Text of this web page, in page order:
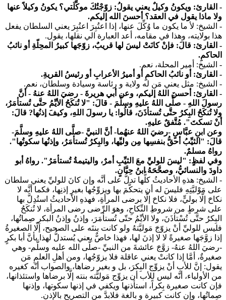
- القارئ: ويكونُ وكيلٌ يعني يقولُ: زوّجْتُكَ موكِّلَتي؟ يكونُ وكيلاً عنها
ولا ماذا يقول في العقد؟ أحسنَ الله إليكم.
- الشيخ: لأ ما يكون ما وُكِّلَ عنها، إذا اعتُبِرَ اعتُبِرَ يعني السلطان يفعل
هذا بولايته، وهذا في مقامه، أعد العبارة الي نقلها، يقول.
- القارئ: قالَ: فإنْ كانَتْ ليسَ لها قريبٌ، زوّجَها كبيرُ المحِلّةِ أو نائبُ
الحاكمِ.
- الشيخ: أمير المحلة، نعم.
- القارئ: أو نائبُ الحاكمِ أو أميرُ الأعرابِ أو رئيسُ القريةِ.
- الشيخ: مثل يعني مَن له ولاية و رئاسة وسيادة وسلطان، نعم.
- القارئ: أحسنَ اللهُ إليكم، وعن أبي هريرةَ - رضيَ اللهُ عنهُ - أنَّ
رسولَ اللهِ - صلَّى اللهُ عليهِ وسلَّمَ - قالَ: "لا تُنكَحُ الأيِّمُ حتَّى تُستأمَرُ،
ولا تُنكَحُ البِكرُ حتَّى تُستأذَنَ، قالُوا: يا رسولَ اللهِ، وكيفَ إذنُها? قالَ:
أنْ تسكتَ". مُتَّفقٌ عليهِ.
وعن ابنِ عبَّاسٍ -رضيَ اللهُ عنهُما- أنَّ النبيَّ -صلَّى اللهُ عليهِ وسلَّمَ-
قالَ: "الثيِّبُ أحقُّ بنفسِها مِن وليِّها، والبِكرُ تُستأمَرُ، وإذنُها سكوتُها".
رواهُ مسلمٌ.
وفي لفظٍ: "ليسَ للوليِّ معَ الثيِّبِ أمرٌ، واليتيمةُ تُستأمَرُ". رواهُ أبو
داودَ والنسائيُّ، وصحَّحَهُ ابنُ حِبَّانٍ.
- الشيخ: هذهِ الأحاديثُ كلُّها تدلُّ على أنَّه وإن كانَ للوليِّ يعني سلطان
على مَوْليَّتِهِ فليسَ له أن يتحكَّمَ بها ويزوِّجُها بغيرِ إذنِها، فكما أنَّه لا
نكاحَ إلَّا بوليٍّ، فلا نكاحَ إلَّا برضى المرأةِ، فهذهِ الأحاديثُ استُدِلَّ بها
على شرطٍ من شروطِ النِّكاحِ، وهوَ الرِّضى رضى المرأة، لا تُنكَحُ
البِكرُ حتَّى تُسْتأذَنَ، ولا الأيِّمُ حتّى تُستأمَرَ، وإذنُ وإذنُ البكرِ صِماتُها،
فليس للوليِّ أنْ يزوّجَ مَوليَّتهُ ولو كانت بنتَه على الصحيح، إلّا الصغيرةُ
إذا زوَّجَها صغيرةً لا لا إذنَ لها، فهذا خاصٌّ يعني يُستدلُّ لهذا بأنَّ أبا بكرٍ
-رضيَ اللهُ عنهُ- زوَّجَ عائشةَ من النبيِّ -صلّى الله عليه وسلَّم- وهي
صغيرةٌ، أمَّا إذا كانتْ يعني عاقلة فلا يزوّجُها، ومن أهلِ العلمِ مَن
يقول: إنَّ للأبِ أنْ يزوِّج البِكرَ، بل و بغير رضاها، والصواب أنّه كغيره
من الأولياء، أنّه ليس للأب أن يزوِّج مَوليَّته بنته إلَّا برضاها واستئذانها،
فإن كانت صغيرة بِكراً، استأذنها ويكفي في إذنها سكوتها، وإذنها
صِماتُها، وإن كانت كبيرة و بالغة فلابدَّ من التصريح بالإذن.